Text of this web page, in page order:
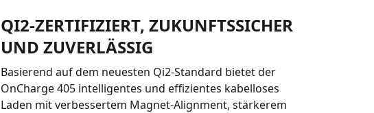
QI2-ZERTIFIZIERT, ZUKUNFTSSICHER
UND ZUVERLÄSSIG
Basierend auf dem neuesten Qi2-Standard bietet der
OnCharge 405 intelligentes und effizientes kabelloses
Laden mit verbessertem Magnet-Alignment, stärkerem